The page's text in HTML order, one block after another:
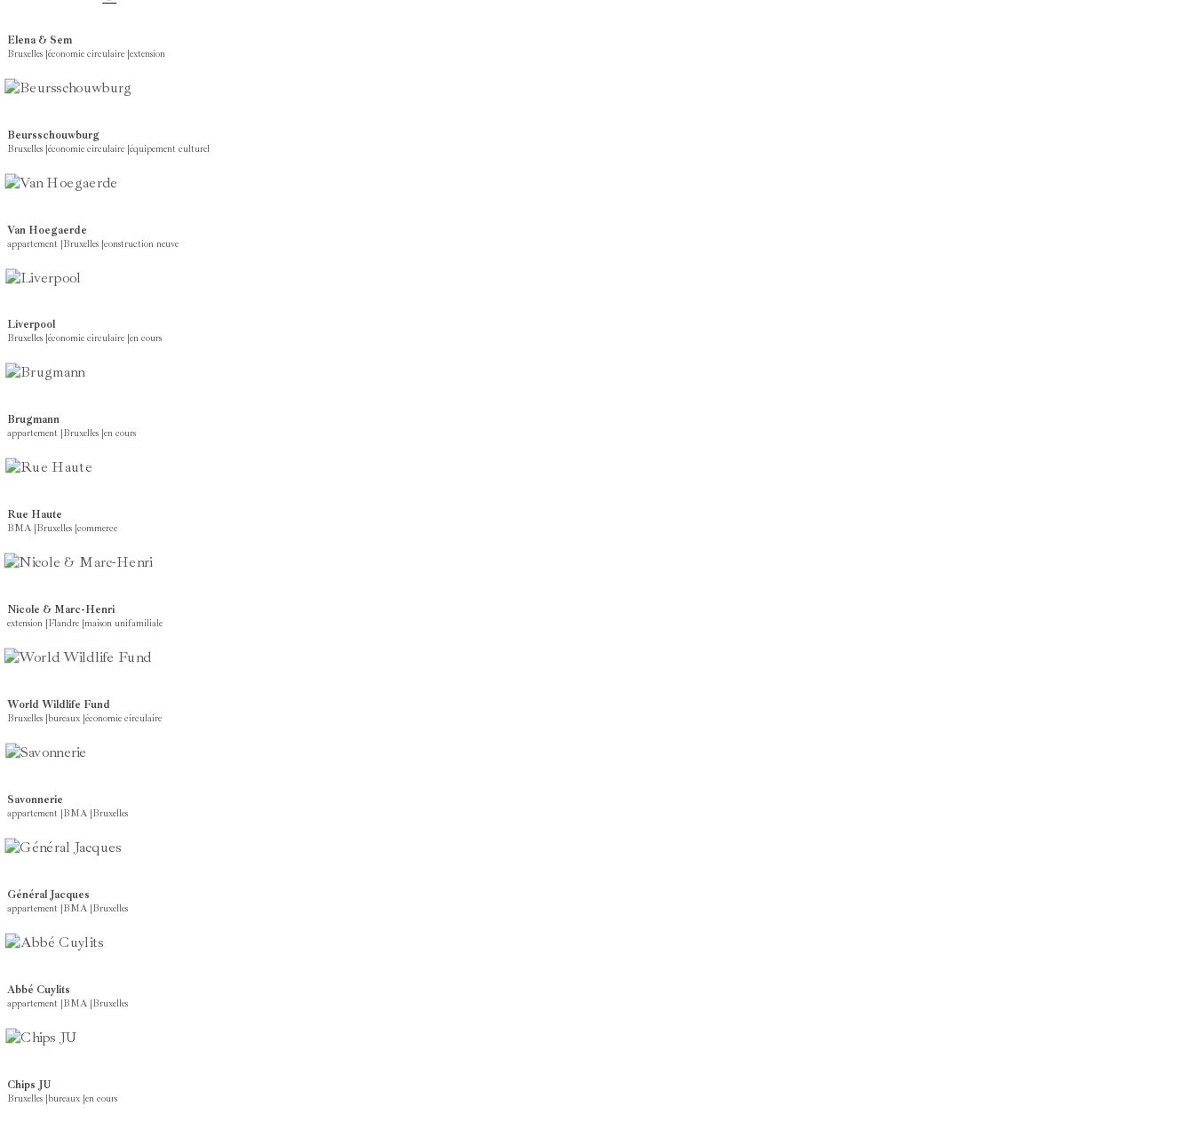
Elena & Sem
Bruxelles |économie circulaire |extension
Beursschouwburg
Bruxelles |économie circulaire |équipement culturel
Van Hoegaerde
appartement |Bruxelles |construction neuve
Liverpool
Bruxelles économie circulaire en cours
Brugmann
appartement Bruxelles en cours
Rue Haute
BMA Bruxelles commerce
Nicole & Marc-Henri
extension Flandre maison unifamiliale
World Wildlife Fund
Bruxelles bureaux économie circulaire
Savonnerie
appartement |BMA |Bruxelles
Général Jacques
appartement |BMA |Bruxelles
Abbé Cuylits
appartement |BMA |Bruxelles
Chips JU
Bruxelles |bureaux |en cours